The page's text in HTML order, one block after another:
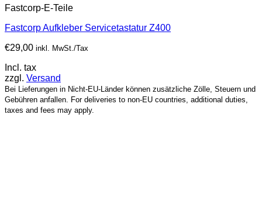
Fastcorp-E-Teile
Fastcorp Aufkleber Servicetastatur Z400
€29,00 inkl. MwSt./Tax
Incl. tax
zzgl. Versand
Bei Lieferungen in Nicht-EU-Länder können zusätzliche Zölle, Steuern und
Gebühren anfallen. For deliveries to non-EU countries, additional duties,
taxes and fees may apply.